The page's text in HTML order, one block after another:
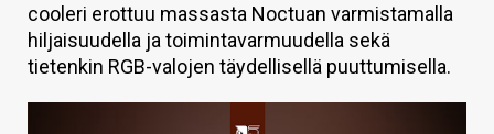
HINTA.FI
KAUPPA
cooleri erottuu massasta Noctuan varmistamalla
hiljaisuudella ja toimintavarmuudella sekä
tietenkin RGB-valojen täydellisellä puuttumisella.